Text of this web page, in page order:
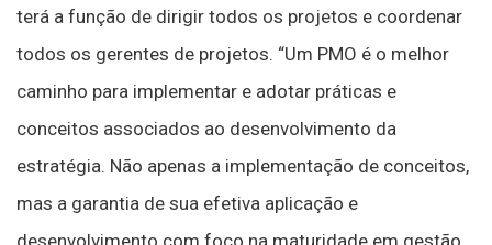
terá a função de dirigir todos os projetos e coordenar
todos os gerentes de projetos. “Um PMO é o melhor
caminho para implementar e adotar práticas e
conceitos associados ao desenvolvimento da
estratégia. Não apenas a implementação de conceitos,
mas a garantia de sua efetiva aplicação e
desenvolvimento com foco na maturidade em gestão